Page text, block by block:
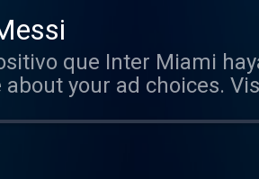
que Inter Miami
your ad choices.